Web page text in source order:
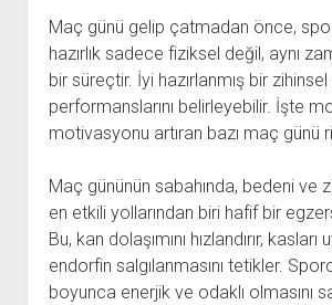
Maç günü gelip çatmadan önce,
hazırlık sadece fiziksel değil, aynı
bir süreçtir. İyi hazırlanmış bir
performanslarını belirleyebilir. İşte
motivasyonu artıran bazı maç günü
Maç gününün sabahında, bedeni ve
en etkili yollarından biri hafif bir
Bu, kan dolaşımını hızlandırır, kasları
endorfin salgılanmasını tetikler.
boyunca enerjik ve odaklı olmasını